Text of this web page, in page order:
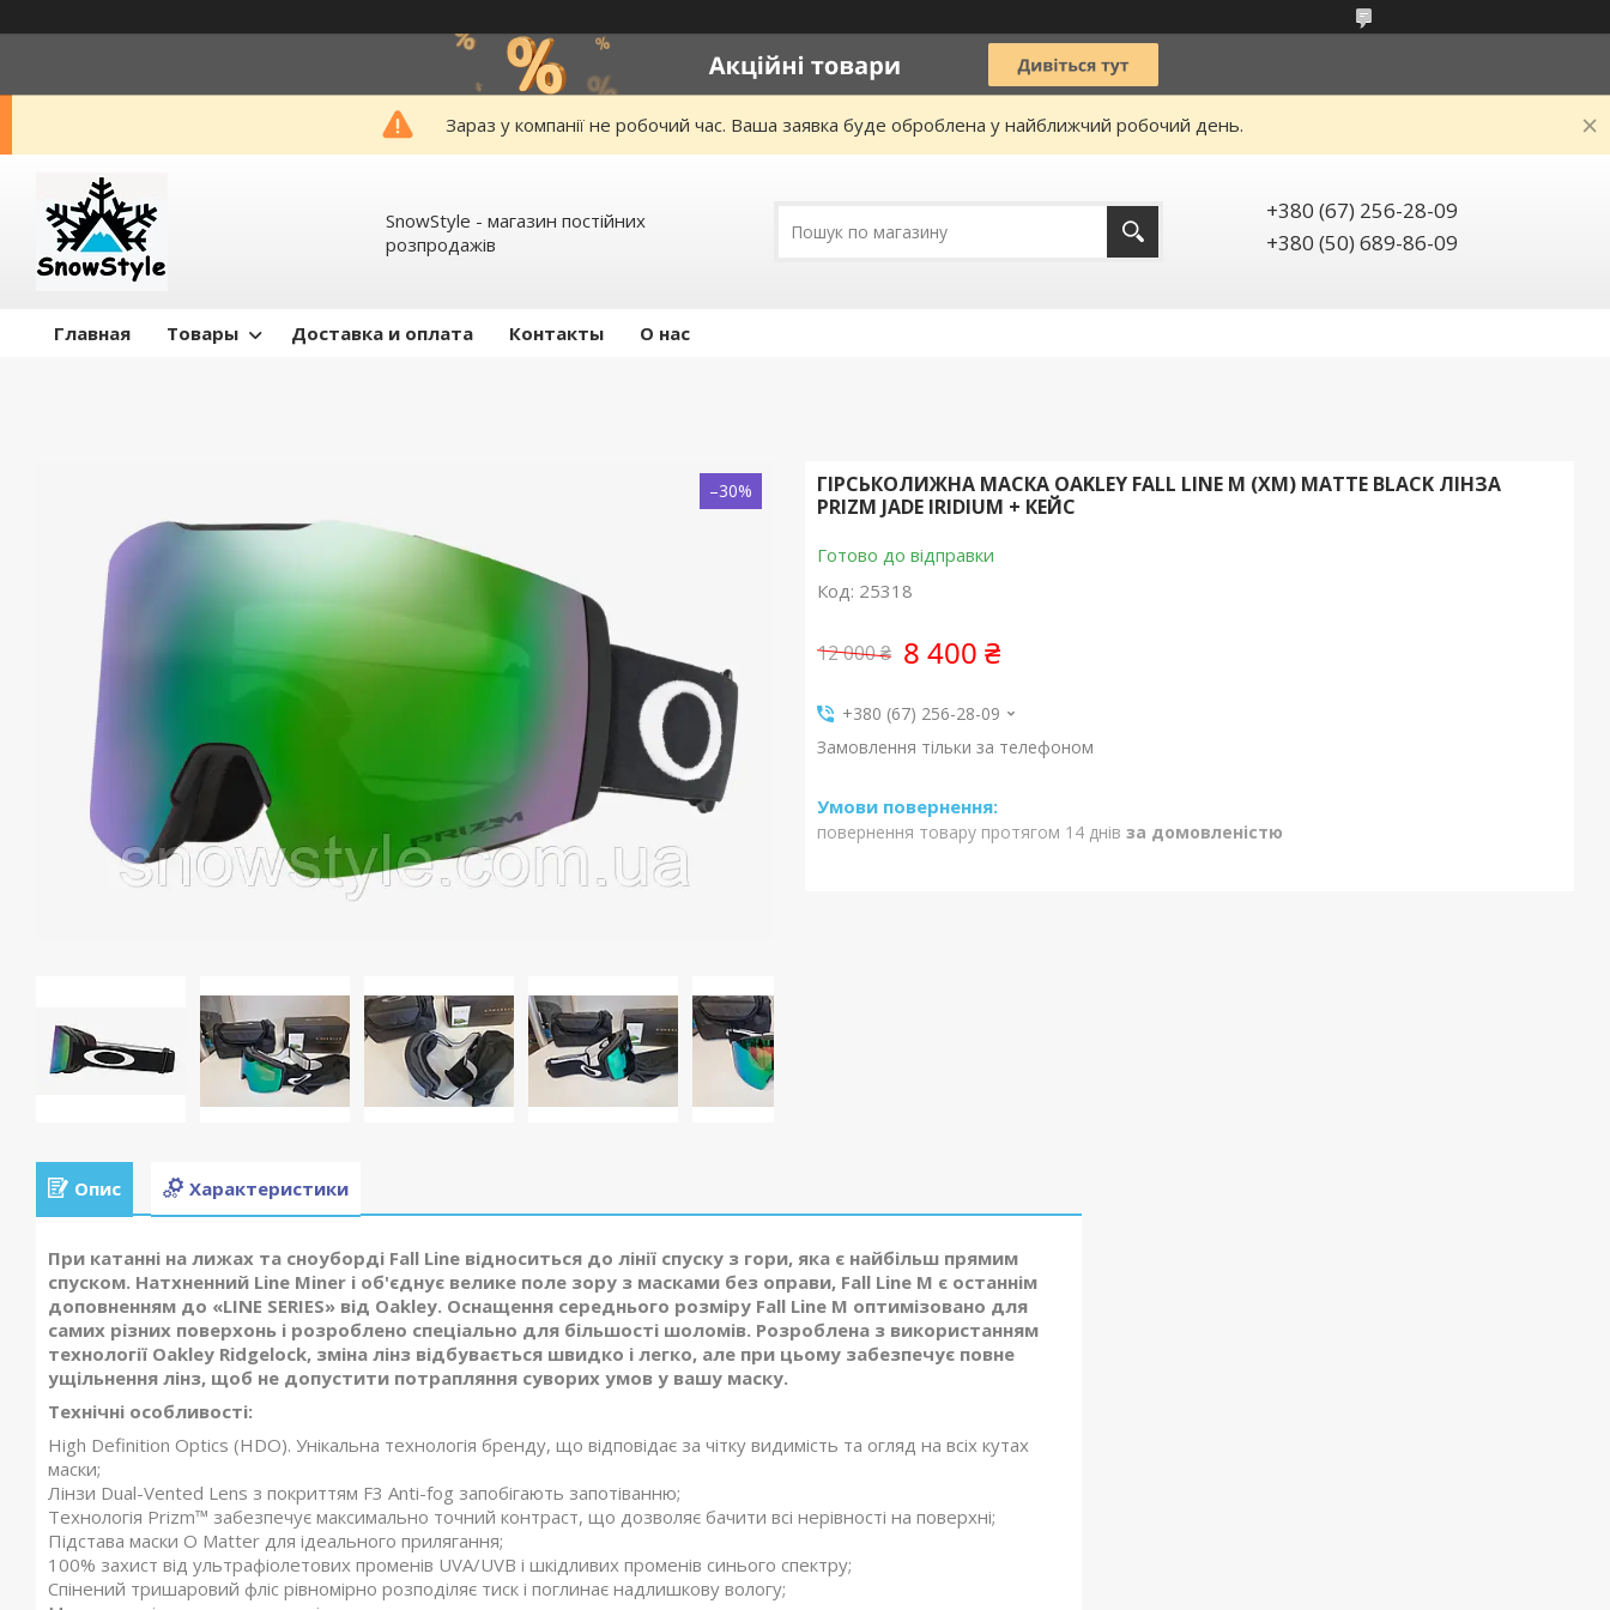
Зараз у компанії не робочий час. Ваша заявка буде оброблена у найближчий робочий день.
SnowStyle - магазин постійних
розпродажів
+380 (67) 256-28-09
+380 (50) 689-86-09
Главная Товары Доставка и оплата Контакты О нас
–30%
ГІРСЬКОЛИЖНА МАСКА OAKLEY FALL LINE M (XM) MATTE BLACK ЛІНЗА
PRIZM JADE IRIDIUM + КЕЙС
Готово до відправки
Код: 25318
12 000 ₴ 8 400 ₴
+380 (67) 256-28-09
Замовлення тільки за телефоном
повернення товару протягом 14 днів за домовленістю
Опис Характеристики
При катанні на лижах та сноуборді Fall Line відноситься до лінії спуску з гори, яка є найбільш прямим
спуском. Натхненний Line Miner і об'єднує велике поле зору з масками без оправи, Fall Line M є останнім
доповненням до «LINE SERIES» від Oakley. Оснащення середнього розміру Fall Line M оптимізовано для
самих різних поверхонь і розроблено спеціально для більшості шоломів. Розроблена з використанням
технології Oakley Ridgelock, зміна лінз відбувається швидко і легко, але при цьому забезпечує повне
ущільнення лінз, щоб не допустити потрапляння суворих умов у вашу маску.
Технічні особливості:
High Definition Optics (HDO). Унікальна технологія бренду, що відповідає за чітку видимість та огляд на всіх кутах
маски;
Лінзи Dual-Vented Lens з покриттям F3 Anti-fog запобігають запотіванню;
Технологія Prizm™ забезпечує максимально точний контраст, що дозволяє бачити всі нерівності на поверхні;
Підстава маски O Matter для ідеального прилягання;
100% захист від ультрафіолетових променів UVA/UVB і шкідливих променів синього спектру;
Спінений тришаровий фліс рівномірно розподіляє тиск і поглинає надлишкову вологу;